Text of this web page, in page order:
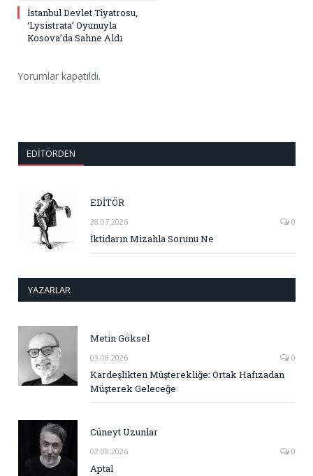
İstanbul Devlet Tiyatrosu,
‘Lysistrata’ Oyunuyla
Kosova’da Sahne Aldı
Yorumlar kapatıldı.
EDITÖRDEN
EDİTÖR
28.07.2026 0
İktidarın Mizahla Sorunu Ne
YAZARLAR
Metin Göksel
03.08.2026 0
Kardeşlikten Müşterekliğe: Ortak Hafızadan
Müşterek Geleceğe
Cüneyt Uzunlar
02.08.2026 0
Aptal